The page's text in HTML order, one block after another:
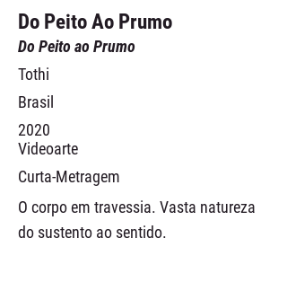
Do Peito Ao Prumo
Do Peito ao Prumo
Tothi
Brasil
2020
Videoarte
Curta-Metragem
O corpo em travessia. Vasta natureza
do sustento ao sentido.